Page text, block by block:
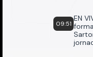
09:51
EN